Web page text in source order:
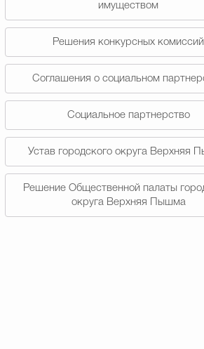
имуществом
Решения конкурсных комиссий
Соглашения о социальном
Социальное партнерство
Устав городского округа Верхняя
Решение Общественной палаты
округа Верхняя Пышма